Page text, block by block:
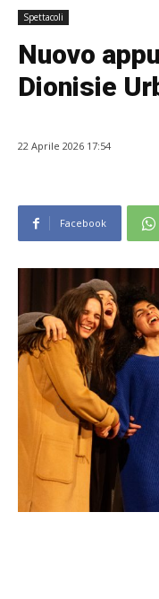
Spettacoli
Nuovo
Dionisie
22 Aprile 2026 17:54
Facebook